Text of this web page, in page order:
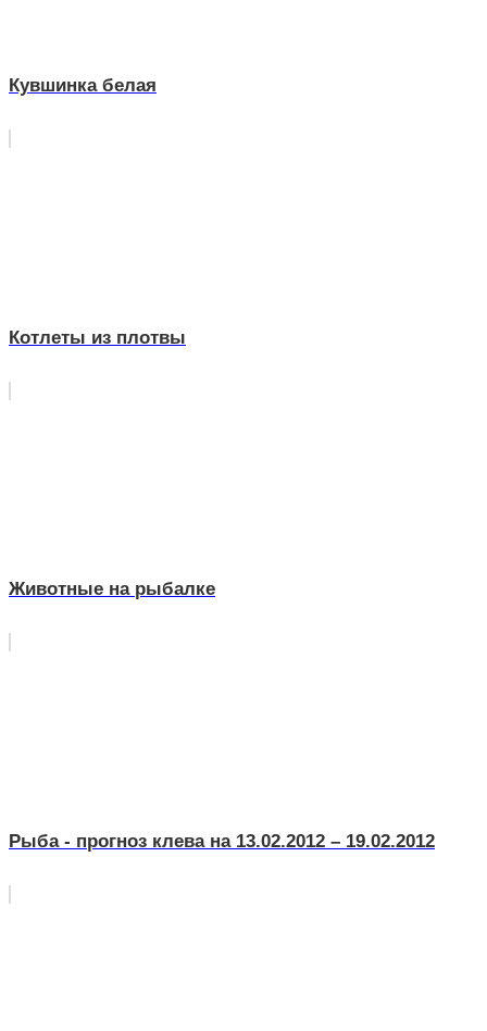
Кувшинка белая
Котлеты из плотвы
Животные на рыбалке
Рыба - прогноз клева на 13.02.2012 – 19.02.2012